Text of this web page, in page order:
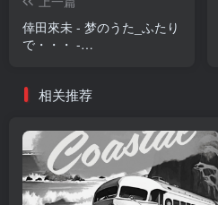
倖田來未 - 梦のうた_ふたり
で・・・ -
相关推荐